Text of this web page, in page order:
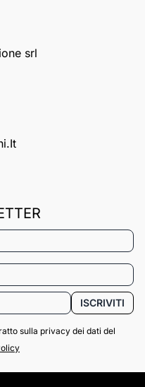
srl
ISCRIVITI
sulla privacy dei dati del